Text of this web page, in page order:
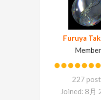
Furuya
Member
227
Joined: 8月